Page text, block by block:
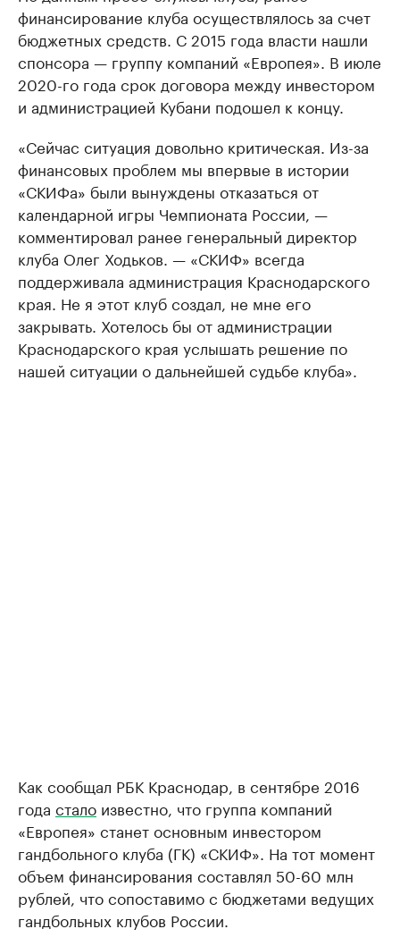
финансирование клуба осуществлялось за счет
бюджетных средств. С 2015 года власти нашли
спонсора — группу компаний «Европея». В июле
2020-го года срок договора между инвестором
и администрацией Кубани подошел к концу.
«Сейчас ситуация довольно критическая. Из-за
финансовых проблем мы впервые в истории
«СКИФа» были вынуждены отказаться от
календарной игры Чемпионата России, —
комментировал ранее генеральный директор
клуба Олег Ходьков. — «СКИФ» всегда
поддерживала администрация Краснодарского
края. Не я этот клуб создал, не мне его
закрывать. Хотелось бы от администрации
Краснодарского края услышать решение по
нашей ситуации о дальнейшей судьбе клуба».
Как сообщал РБК Краснодар, в сентябре 2016
года стало известно, что группа компаний
«Европея» станет основным инвестором
гандбольного клуба (ГК) «СКИФ». На тот момент
объем финансирования составлял 50-60 млн
рублей, что сопоставимо с бюджетами ведущих
гандбольных клубов России.